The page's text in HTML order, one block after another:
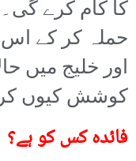
کا کام کرے گی۔
حملہ کر کے
اور خلیج میں
کوشش کیوں
فائدہ کس کو ہے؟